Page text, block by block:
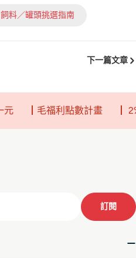
飼料／罐頭挑選指南
下一篇文章
┃毛福利點數計畫 ┃ 2%回
訂閱